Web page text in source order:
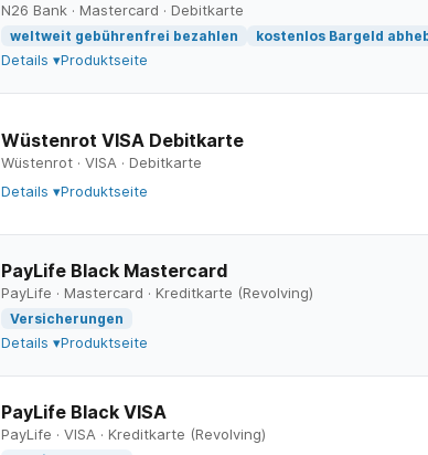
N26 Bank · Mastercard · Debitkarte
weltweit gebührenfrei bezahlen kostenlos Bargeld
Details ▾Produktseite
Wüstenrot VISA Debitkarte
Wüstenrot · VISA · Debitkarte
Details ▾Produktseite
PayLife Black Mastercard
PayLife · Mastercard · Kreditkarte (Revolving)
Versicherungen
Details ▾Produktseite
PayLife Black VISA
PayLife · VISA · Kreditkarte (Revolving)